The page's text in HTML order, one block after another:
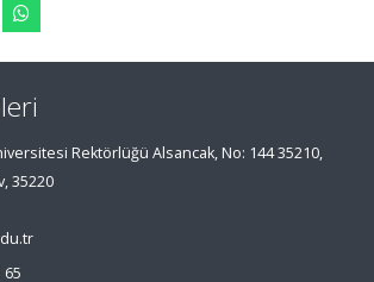
Rektörlüğü Alsancak, No: 144 35210,
35220
65